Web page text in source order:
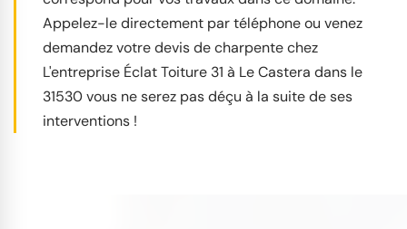
Appelez-le directement par téléphone ou venez
demandez votre devis de charpente chez
L'entreprise Éclat Toiture 31 à Le Castera dans le
31530 vous ne serez pas déçu à la suite de ses
interventions !